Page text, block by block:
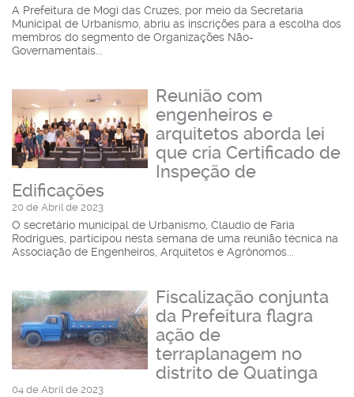
A Prefeitura de Mogi das Cruzes, por meio da Secretaria
Municipal de Urbanismo, abriu as inscrições para a escolha dos
membros do segmento de Organizações Não-
Governamentais...
Reunião com
engenheiros e
arquitetos aborda lei
que cria Certificado de
Inspeção de
Edificações
20 de Abril de 2023
O secretário municipal de Urbanismo, Claudio de Faria
Rodrigues, participou nesta semana de uma reunião técnica na
Associação de Engenheiros, Arquitetos e Agrônomos...
Fiscalização conjunta
da Prefeitura flagra
ação de
terraplanagem no
distrito de Quatinga
04 de Abril de 2023